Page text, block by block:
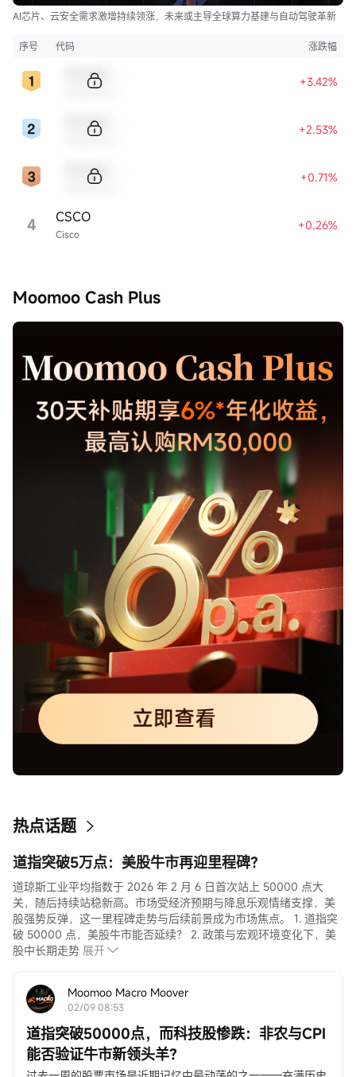
AI芯片、云安全需求激增持续领涨，未来或主导全球算力基建与自动驾驶革新
序号 代码 涨跌幅
+3.42%
+2.53%
+0.71%
4 Cisco
CSCO +0.26%
Moomoo Cash Plus
热点话题
道指突破5万点：美股牛市再迎里程碑？
道琼斯工业平均指数于 2026 年 2 月 6 日首次站上 50000 点大
关，随后持续站稳新高。市场受经济预期与降息乐观情绪支撑，美
股强势反弹，这一里程碑走势与后续前景成为市场焦点。 1. 道指突
破 50000 点，美股牛市能否延续？ 2. 政策与宏观环境变化下，美
股中长期走势 展开
Moomoo Macro Moover
02/09 08:53
道指突破50000点，而科技股惨跌：非农与CPI
能否验证牛市新领头羊？